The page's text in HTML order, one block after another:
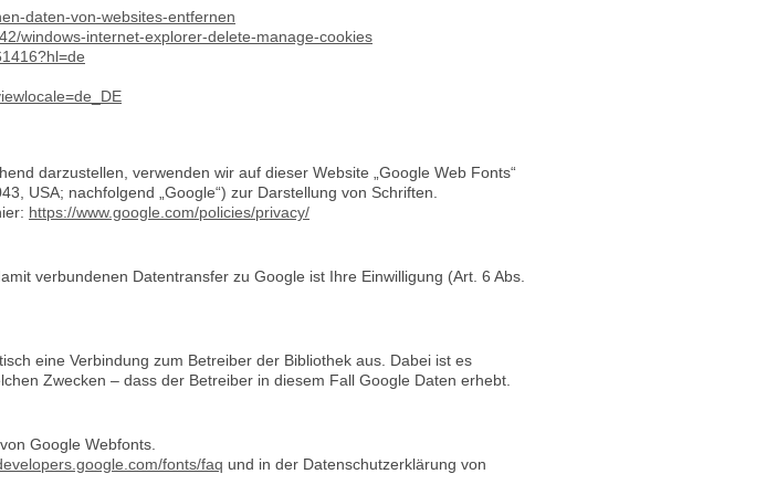
daten-von-websites-entfernen
windows-internet-explorer-delete-manage-cookies
darzustellen, verwenden wir auf dieser Website „Google Web Fonts“
USA; nachfolgend „Google“) zur Darstellung von Schriften.
https://www.google.com/policies/privacy/
verbundenen Datentransfer zu Google ist Ihre Einwilligung (Art. 6 Abs.
eine Verbindung zum Betreiber der Bibliothek aus. Dabei ist es
Zwecken – dass der Betreiber in diesem Fall Google Daten erhebt.
Google Webfonts.
fonts/faq und in der Datenschutzerklärung von